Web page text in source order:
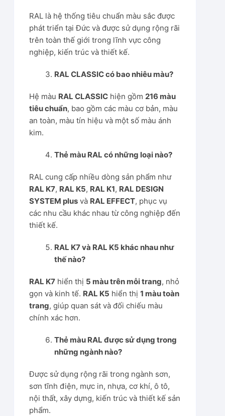
RAL là hệ thống tiêu chuẩn màu sắc được
phát triển tại Đức và được sử dụng rộng rãi
trên toàn thế giới trong lĩnh vực công
nghiệp, kiến trúc và thiết kế.
RAL CLASSIC có bao nhiêu màu?
Hệ màu RAL CLASSIC hiện gồm 216 màu
tiêu chuẩn, bao gồm các màu cơ bản, màu
an toàn, màu tín hiệu và một số màu ánh
kim.
Thẻ màu RAL có những loại nào?
RAL cung cấp nhiều dòng sản phẩm như
RAL K7, RAL K5, RAL K1, RAL DESIGN
SYSTEM plus và RAL EFFECT, phục vụ
các nhu cầu khác nhau từ công nghiệp đến
thiết kế.
RAL K7 và RAL K5 khác nhau như
thế nào?
RAL K7 hiển thị 5 màu trên mỗi trang, nhỏ
gọn và kinh tế. RAL K5 hiển thị1 màu toàn
trang, giúp quan sát và đối chiếu màu
chính xác hơn.
Thẻ màu RAL được sử dụng trong
những ngành nào?
Được sử dụng rộng rãi trong ngành sơn,
sơn tĩnh điện, mực in, nhựa, cơ khí, ô tô,
nội thất, xây dựng, kiến trúc và thiết kế sản
phẩm.